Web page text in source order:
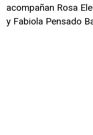
acompañan Rosa
y Fabiola Pensado